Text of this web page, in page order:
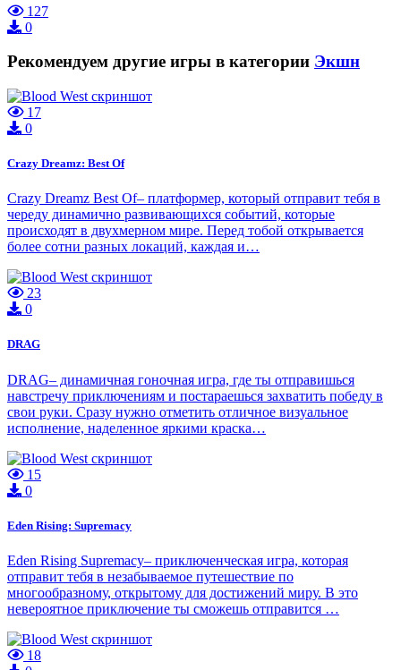
127
0
Рекомендуем другие игры в категории Экшн
17
0
Crazy Dreamz: Best Of
Crazy Dreamz Best Of– платформер, который отправит тебя в
череду динамично развивающихся событий, которые
происходят в двухмерном мире. Перед тобой открывается
более сотни разных локаций, каждая и…
23
0
DRAG
DRAG– динамичная гоночная игра, где ты отправишься
навстречу приключениям и постараешься захватить победу в
свои руки. Сразу нужно отметить отличное визуальное
исполнение, наделенное яркими краска…
15
0
Eden Rising: Supremacy
Eden Rising Supremacy– приключенческая игра, которая
отправит тебя в незабываемое путешествие по
многообразному, открытому для достижений миру. В это
невероятное приключение ты сможешь отправится …
18